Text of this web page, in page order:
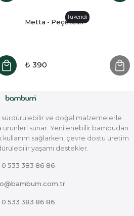
Tükendi
Metta - Peçetelik
₺ 390
ve doğal malzemelerle
ürünleri sunar. Yenilenebilir bambudan
sağlarken, çevre dostu üretim
yaşamı destekler.
0 533 383 86 86
0 533 383 86 86